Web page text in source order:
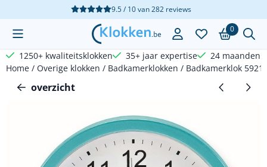
Cookievoorkeuren zijn beschikbaar. Kies instellingen of sta
9.5 / 10van282reviews
0
1250+ kwaliteitsklokken 35+ jaar expertise
24 maanden
Home / Overige klokken / Badkamerklokken / Badkamerklok 5921
overzicht